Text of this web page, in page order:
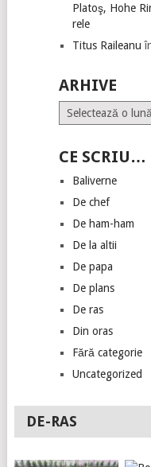
Platoş, Hohe
rele
Titus Raileanu
ARHIVE
Arhive
CE SCRIU…
Baliverne
De chef
De ham-ham
De la altii
De papa
De plans
De ras
Din oras
Fără categorie
Uncategorized
DE-RAS